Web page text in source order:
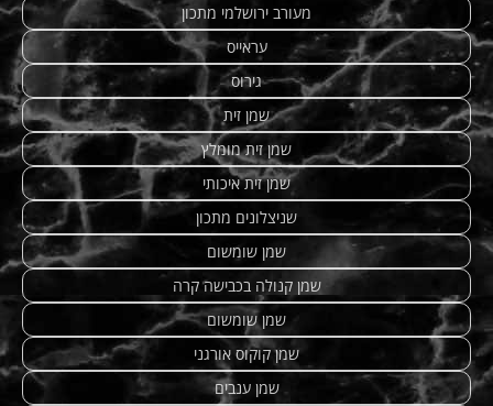
מעורב ירושלמי מתכון
עראייס
גירוס
שמן זית
שמן זית מומלץ
שמן זית איכותי
שניצלונים מתכון
שמן שומשום
שמן קנולה בכבישה קרה
שמן שומשום
שמן קוקוס אורגני
שמן ענבים